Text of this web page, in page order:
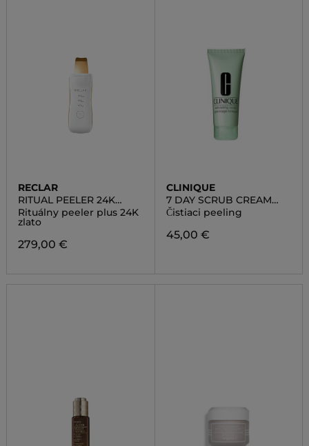
RECLAR
RITUAL PEELER 24K
GOLD
Rituálny peeler plus 24K
zlato
279,00 €
CLINIQUE
7 DAY SCRUB CREAM
RINSE -OFF FORMULA
Čistiaci peeling
45,00 €